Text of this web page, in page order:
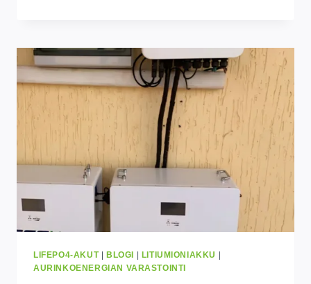
AKKUKENNOT:
MIKÄ
ERO
KUMPI
SINUN
PITÄISI
VALITA?
LIFEPO4-AKUT| BLOGI LITIUMIONIAKKU
AURINKOENERGIAN VARASTOINTI